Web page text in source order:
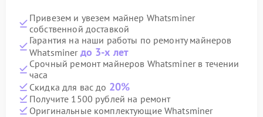
Привезем и увезем майнер Whatsminer
собственной доставкой
Гарантия на наши работы по ремонту майнеров
Whatsminer до 3-х лет
Срочный ремонт майнеров Whatsminer в течении
часа
Скидка для вас до 20%
Получите 1500 рублей на ремонт
Оригинальные комплектующие Whatsminer